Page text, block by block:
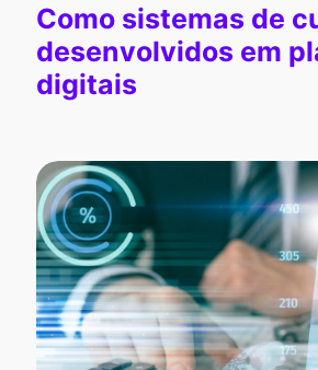
Como sistemas de
desenvolvidos em
digitais